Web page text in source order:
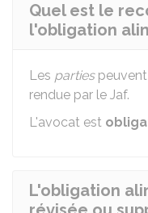
Quel est le
l'obligation
Les partiespeuvent
rendue par le Jaf.
L'avocat est
L'obligation